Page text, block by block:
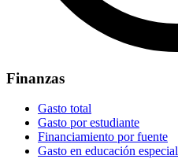
Finanzas
Gasto total
Gasto por estudiante
Financiamiento por fuente
Gasto en educación especial